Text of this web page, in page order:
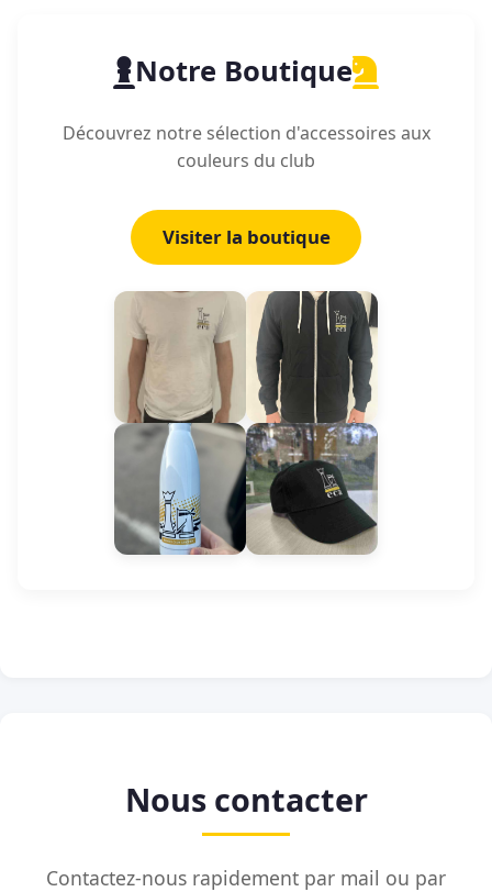
Notre Boutique
Découvrez notre sélection d'accessoires aux
couleurs du club
Visiter la boutique
Nous contacter
Contactez-nous rapidement par mail ou par